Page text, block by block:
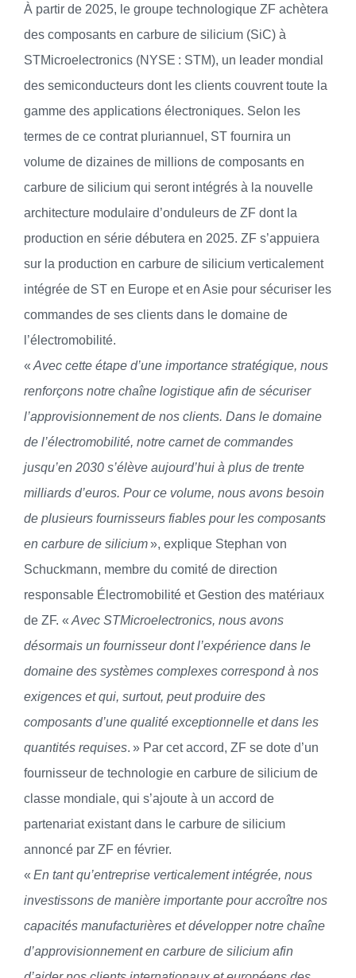
À partir de 2025, le groupe technologique ZF achètera
des composants en carbure de silicium (SiC) à
STMicroelectronics (NYSE : STM), un leader mondial
des semiconducteurs dont les clients couvrent toute la
gamme des applications électroniques. Selon les
termes de ce contrat pluriannuel, ST fournira un
volume de dizaines de millions de composants en
carbure de silicium qui seront intégrés à la nouvelle
architecture modulaire d’onduleurs de ZF dont la
production en série débutera en 2025. ZF s’appuiera
sur la production en carbure de silicium verticalement
intégrée de ST en Europe et en Asie pour sécuriser les
commandes de ses clients dans le domaine de
l’électromobilité.
« Avec cette étape d’une importance stratégique, nous
renforçons notre chaîne logistique afin de sécuriser
l’approvisionnement de nos clients. Dans le domaine
de l’électromobilité, notre carnet de commandes
jusqu’en 2030 s’élève aujourd’hui à plus de trente
milliards d’euros. Pour ce volume, nous avons besoin
de plusieurs fournisseurs fiables pour les composants
en carbure de silicium», explique Stephan von
Schuckmann, membre du comité de direction
responsable Électromobilité et Gestion des matériaux
de ZF. « Avec STMicroelectronics, nous avons
désormais un fournisseur dont l’expérience dans le
domaine des systèmes complexes correspond à nos
exigences et qui, surtout, peut produire des
composants d’une qualité exceptionnelle et dans les
quantités requises. » Par cet accord, ZF se dote d’un
fournisseur de technologie en carbure de silicium de
classe mondiale, qui s’ajoute à un accord de
partenariat existant dans le carbure de silicium
annoncé par ZF en février.
« En tant qu’entreprise verticalement intégrée, nous
investissons de manière importante pour accroître nos
capacités manufacturières et développer notre chaîne
d’approvisionnement en carbure de silicium afin